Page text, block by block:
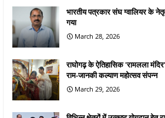
भारतीय पत्रकार संघ ग्वालियर के
गया
March 28, 2026
राघोगढ़ के ऐतिहासिक 'रामलला
राम-जानकी कल्याण महोत्सव संपन्न
March 29, 2026